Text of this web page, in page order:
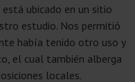
ubicado en un sitio
estudio. Nos permitió
había tenido otro uso y
el cual también alberga
locales.